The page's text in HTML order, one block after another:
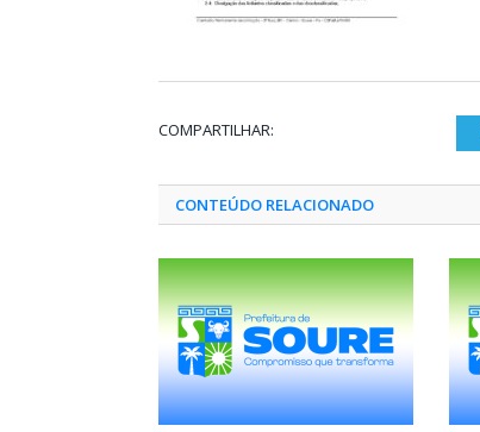
COMPARTILHAR:
CONTEÚDO RELACIONADO